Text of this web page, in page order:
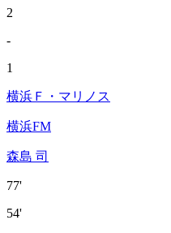
2
-
1
横浜Ｆ・マリノス
横浜FM
森島 司
77'
54'